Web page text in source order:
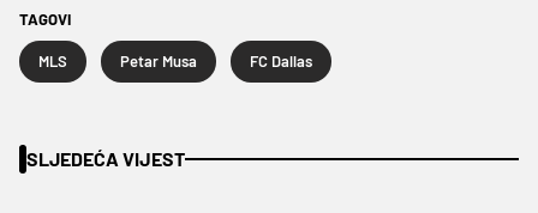
TAGOVI
MLS Petar Musa FC Dallas
SLJEDEĆA VIJEST